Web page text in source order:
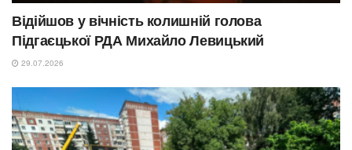
Відійшов у вічність колишній голова
Підгаєцької РДА Михайло Левицький
29.07.2026